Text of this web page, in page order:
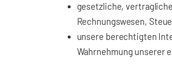
gesetzliche,
Rechnungswesen,
unsere berechtigten
Wahrnehmung unserer